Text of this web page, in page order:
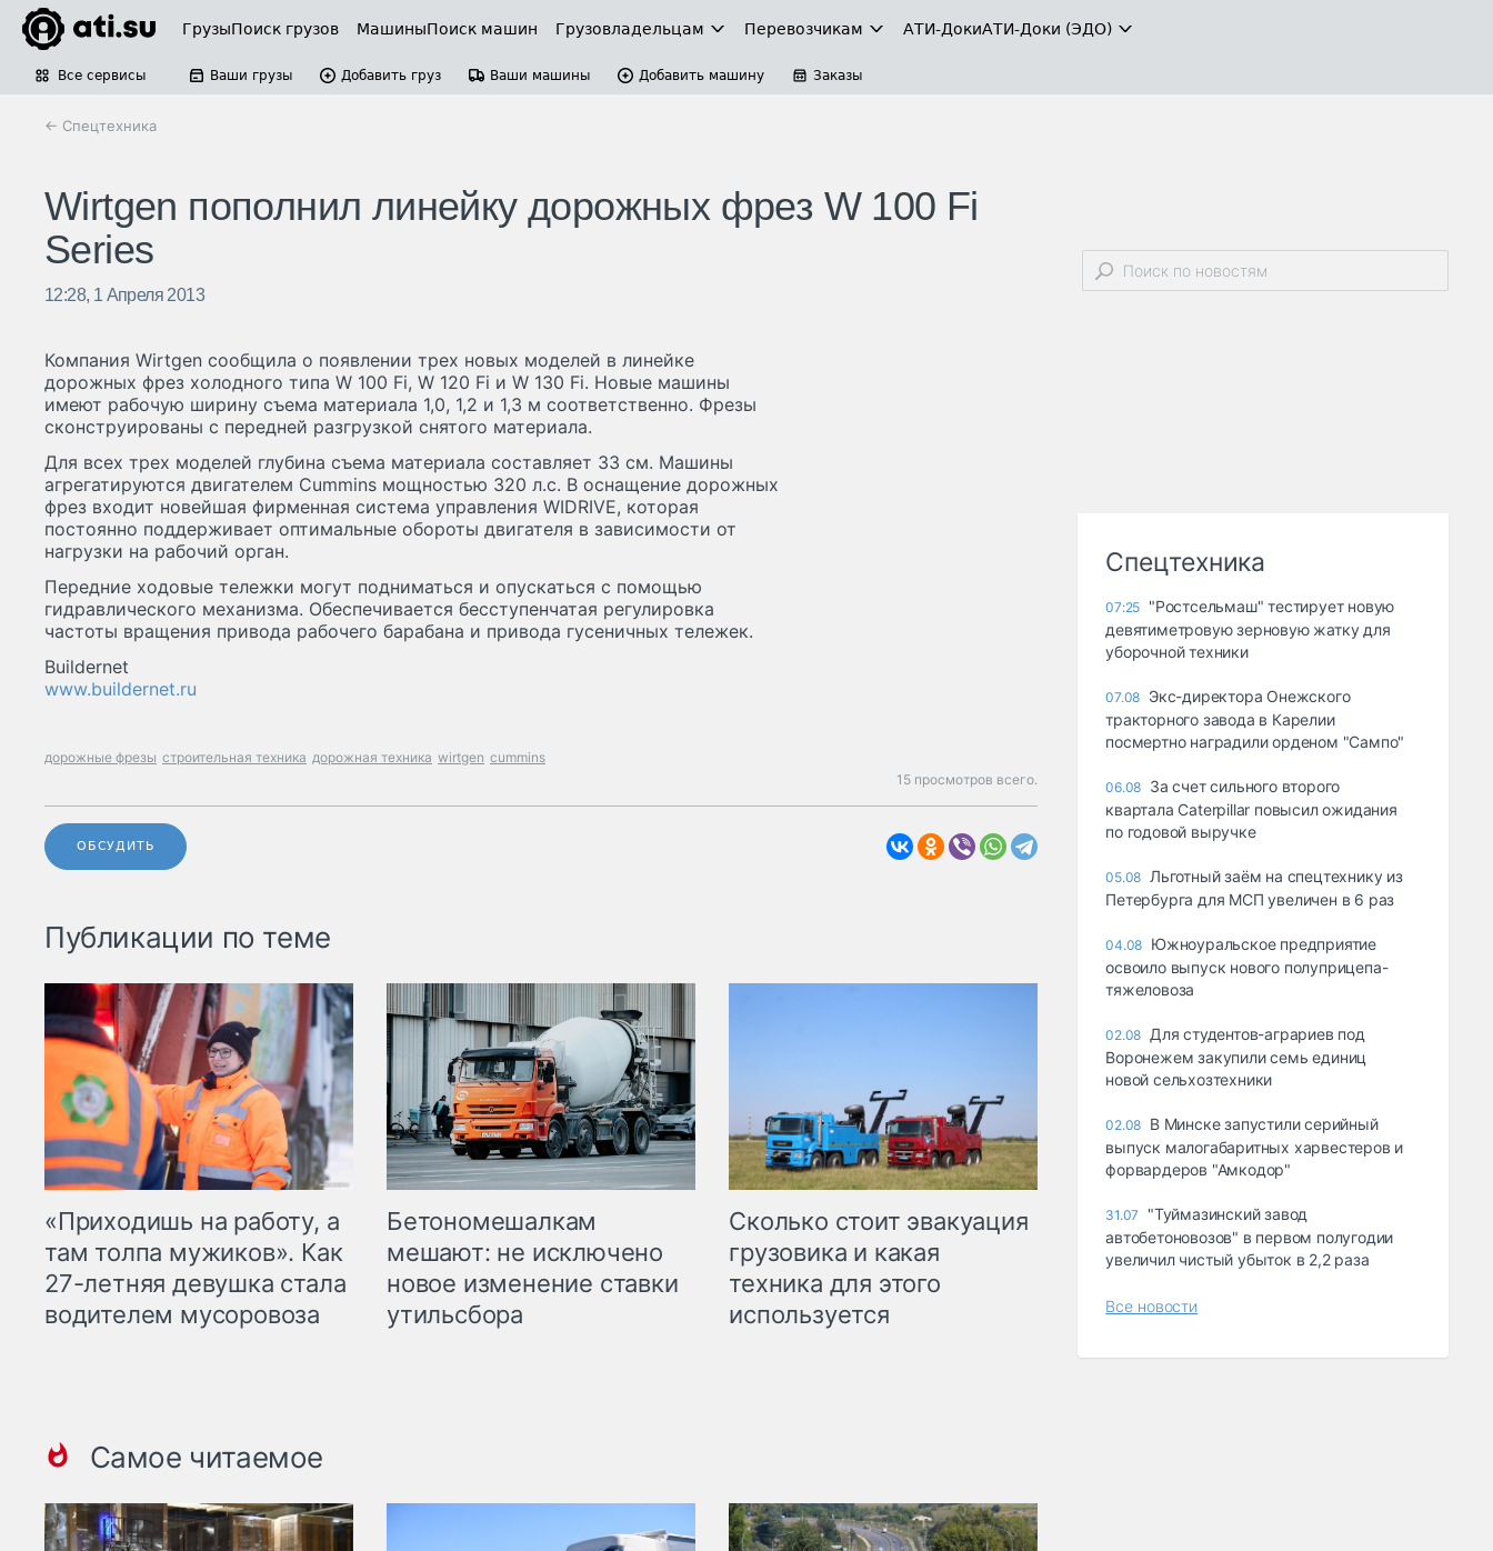
ГрузыПоиск грузов МашиныПоиск машин Грузовладельцам Перевозчикам АТИ-ДокиАТИ-Доки (ЭДО)
Все сервисы Ваши грузы Добавить груз Ваши машины Добавить машину Заказы
← Спецтехника
Wirtgen пополнил линейку дорожных фрез W 100 Fi
Series
12:28, 1 Апреля 2013
Компания Wirtgen сообщила о появлении трех новых моделей в линейке
дорожных фрез холодного типа W 100 Fi, W 120 Fi и W 130 Fi. Новые машины
имеют рабочую ширину съема материала 1,0, 1,2 и 1,3 м соответственно. Фрезы
сконструированы с передней разгрузкой снятого материала.
Для всех трех моделей глубина съема материала составляет 33 см. Машины
агрегатируются двигателем Cummins мощностью 320 л.с. В оснащение дорожных
фрез входит новейшая фирменная система управления WIDRIVE, которая
постоянно поддерживает оптимальные обороты двигателя в зависимости от
нагрузки на рабочий орган.
Передние ходовые тележки могут подниматься и опускаться с помощью
гидравлического механизма. Обеспечивается бесступенчатая регулировка
частоты вращения привода рабочего барабана и привода гусеничных тележек.
Buildernet
www.buildernet.ru
дорожные фрезы строительная техника дорожная техника wirtgen cummins
15 просмотров всего.
ОБСУДИТЬ
Публикации по теме
«Приходишь на работу, а
там толпа мужиков». Как
27-летняя девушка стала
водителем мусоровоза
Бетономешалкам
мешают: не исключено
новое изменение ставки
утильсбора
Сколько стоит эвакуация
грузовика и какая
техника для этого
используется
Самое читаемое
Спецтехника
07:25 "Ростсельмаш" тестирует новую
девятиметровую зерновую жатку для
уборочной техники
07.08 Экс-директора Онежского
тракторного завода в Карелии
посмертно наградили орденом "Сампо"
06.08 За счет сильного второго
квартала Caterpillar повысил ожидания
по годовой выручке
05.08 Льготный заём на спецтехнику из
Петербурга для МСП увеличен в 6 раз
04.08 Южноуральское предприятие
освоило выпуск нового полуприцепа-
тяжеловоза
02.08 Для студентов-аграриев под
Воронежем закупили семь единиц
новой сельхозтехники
02.08 В Минске запустили серийный
выпуск малогабаритных харвестеров и
форвардеров "Амкодор"
31.07
"Туймазинский завод
автобетоновозов" в первом полугодии
увеличил чистый убыток в 2,2 раза
Все новости